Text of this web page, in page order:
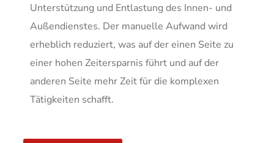
Unterstützung und Entlastung des Innen- und
Außendienstes. Der manuelle Aufwand wird
erheblich reduziert, was auf der einen Seite zu
einer hohen Zeitersparnis führt und auf der
anderen Seite mehr Zeit für die komplexen
Tätigkeiten schafft.